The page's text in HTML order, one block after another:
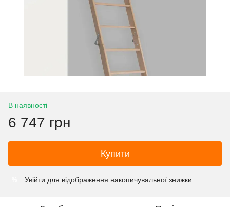
В наявності
6 747 грн
Купити
Увійти для відображення накопичувальної знижки